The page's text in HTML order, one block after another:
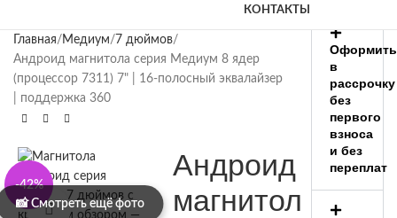
КОНТАКТЫ
Главная Медиум
7 дюймов
Андроид магнитола серия Медиум 8 ядер
(процессор 7311) 7" | 16-полосный эквалайзер
| поддержка 360
-42%
Нажмите, чтобы увеличить
Андроид
магнитол
Оформить
в
рассрочку
без
первого
взноса
и без
переплат